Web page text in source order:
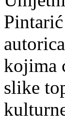
kojima
slike